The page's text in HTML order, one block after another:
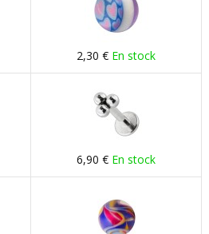
2,30 € En stock
6,90 € En stock